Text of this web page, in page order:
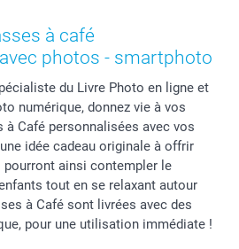
déco & bonbons
à café
photos - smartphoto
du Livre Photo en ligne et
numérique, donnez vie à vos
à Café personnalisées avec vos
idée cadeau originale à offrir
pourront ainsi contempler le
tout en se relaxant autour
à Café sont livrées avec des
pour une utilisation immédiate !